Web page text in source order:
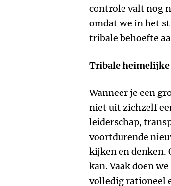
controle valt nog
omdat we in het
tribale behoefte
Tribale heimelijke
Wanneer je een
niet uit zichzelf
leiderschap,
voortdurende
kijken en denken.
kan. Vaak doen
volledig rationeel